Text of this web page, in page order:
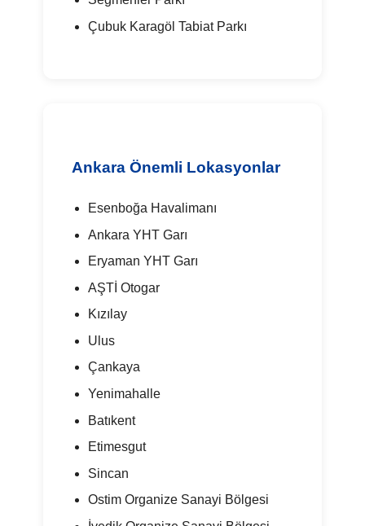
Çubuk Karagöl Tabiat Parkı
Ankara Önemli Lokasyonlar
Esenboğa Havalimanı
Ankara YHT Garı
Eryaman YHT Garı
AŞTİ Otogar
Kızılay
Ulus
Çankaya
Yenimahalle
Batıkent
Etimesgut
Sincan
Ostim Organize Sanayi Bölgesi